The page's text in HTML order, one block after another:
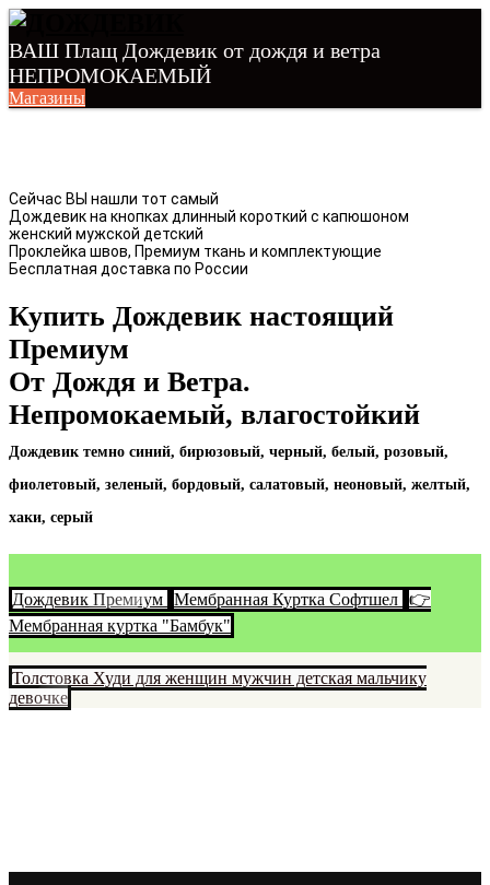
ВАШ Плащ Дождевик от дождя и ветра
НЕПРОМОКАЕМЫЙ
Магазины
Сейчас ВЫ нашли тот самый
Дождевик на кнопках длинный короткий с капюшоном
женский мужской детский
Проклейка швов, Премиум ткань и комплектующие
Бесплатная доставка по России
Купить Дождевик настоящий
Премиум
От Дождя и Ветра.
Непромокаемый, влагостойкий
Дождевик темно синий, бирюзовый, черный, белый, розовый,
фиолетовый, зеленый, бордовый, салатовый, неоновый, желтый,
хаки, серый
Дождевик Премиум Мембранная Куртка Софтшел 👉
Мембранная куртка "Бамбук"
Толстовка Худи для женщин мужчин детская мальчику
девочке